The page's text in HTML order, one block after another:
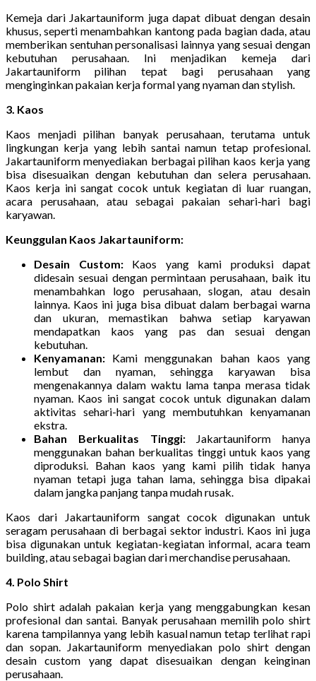
Kemeja dari Jakartauniform juga dapat dibuat dengan desain
khusus, seperti menambahkan kantong pada bagian dada, atau
memberikan sentuhan personalisasi lainnya yang sesuai dengan
kebutuhan perusahaan. Ini menjadikan kemeja dari
Jakartauniform pilihan tepat bagi perusahaan yang
menginginkan pakaian kerja formal yang nyaman dan stylish.
3. Kaos
Kaos menjadi pilihan banyak perusahaan, terutama untuk
lingkungan kerja yang lebih santai namun tetap profesional.
Jakartauniform menyediakan berbagai pilihan kaos kerja yang
bisa disesuaikan dengan kebutuhan dan selera perusahaan.
Kaos kerja ini sangat cocok untuk kegiatan di luar ruangan,
acara perusahaan, atau sebagai pakaian sehari-hari bagi
karyawan.
Keunggulan Kaos Jakartauniform:
Desain Custom:Kaos yang kami produksi dapat
didesain sesuai dengan permintaan perusahaan, baik itu
menambahkan logo perusahaan, slogan, atau desain
lainnya. Kaos ini juga bisa dibuat dalam berbagai warna
dan ukuran, memastikan bahwa setiap karyawan
mendapatkan kaos yang pas dan sesuai dengan
kebutuhan.
Kenyamanan: Kami menggunakan bahan kaos yang
lembut dan nyaman, sehingga karyawan bisa
mengenakannya dalam waktu lama tanpa merasa tidak
nyaman. Kaos ini sangat cocok untuk digunakan dalam
aktivitas sehari-hari yang membutuhkan kenyamanan
ekstra.
Bahan Berkualitas Tinggi:Jakartauniform hanya
menggunakan bahan berkualitas tinggi untuk kaos yang
diproduksi. Bahan kaos yang kami pilih tidak hanya
nyaman tetapi juga tahan lama, sehingga bisa dipakai
dalam jangka panjang tanpa mudah rusak.
Kaos dari Jakartauniform sangat cocok digunakan untuk
seragam perusahaan di berbagai sektor industri. Kaos ini juga
bisa digunakan untuk kegiatan-kegiatan informal, acara team
building, atau sebagai bagian dari merchandise perusahaan.
4. Polo Shirt
Polo shirt adalah pakaian kerja yang menggabungkan kesan
profesional dan santai. Banyak perusahaan memilih polo shirt
karena tampilannya yang lebih kasual namun tetap terlihat rapi
dan sopan. Jakartauniform menyediakan polo shirt dengan
desain custom yang dapat disesuaikan dengan keinginan
perusahaan.